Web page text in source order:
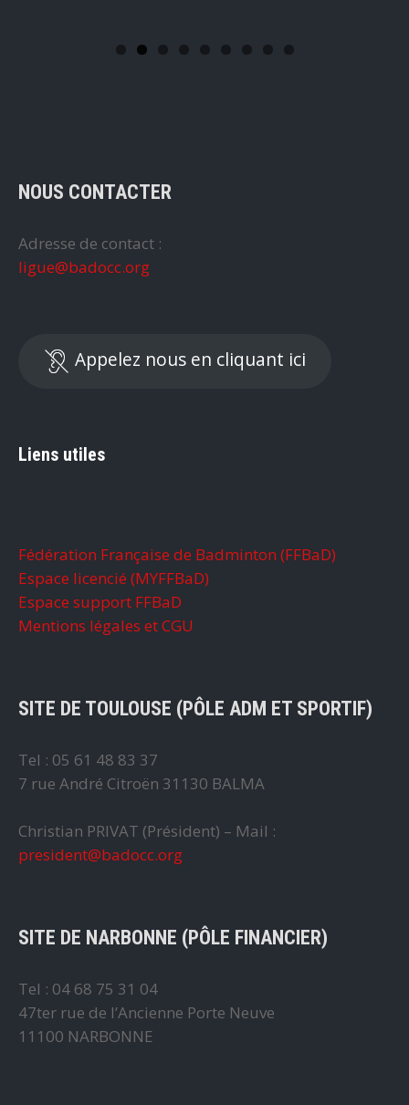
NOUS CONTACTER
Adresse de contact :
ligue@badocc.org
Appelez nous en cliquant ici
Liens utiles
Fédération Française de Badminton (FFBaD)
Espace licencié (MYFFBaD)
Espace support FFBaD
Mentions légales et CGU
SITE DE TOULOUSE (PÔLE ADM ET SPORTIF)
Tel : 05 61 48 83 37
7 rue André Citroën 31130 BALMA
Christian PRIVAT (Président) – Mail :
president@badocc.org
SITE DE NARBONNE (PÔLE FINANCIER)
Tel : 04 68 75 31 04
47ter rue de l’Ancienne Porte Neuve
11100 NARBONNE